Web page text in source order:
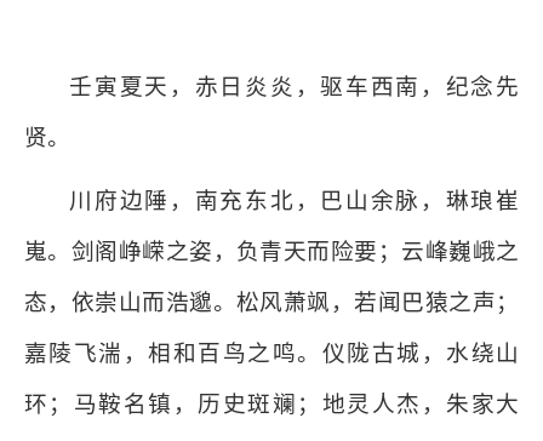
壬寅夏天，赤日炎炎，驱车西南，纪念先
贤。
川府边陲，南充东北，巴山余脉，琳琅崔
嵬。剑阁峥嵘之姿，负青天而险要；云峰巍峨之
态，依崇山而浩邈。松风萧飒，若闻巴猿之声；
嘉陵飞湍，相和百鸟之鸣。仪陇古城，水绕山
环；马鞍名镇，历史斑斓；地灵人杰，朱家大